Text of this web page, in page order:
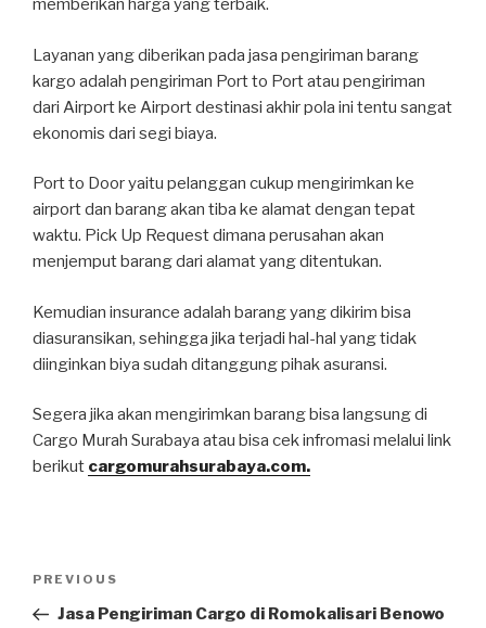
memberikan harga yang terbaik.
Layanan yang diberikan pada jasa pengiriman barang
kargo adalah pengiriman Port to Port atau pengiriman
dari Airport ke Airport destinasi akhir pola ini tentu sangat
ekonomis dari segi biaya.
Port to Door yaitu pelanggan cukup mengirimkan ke
airport dan barang akan tiba ke alamat dengan tepat
waktu. Pick Up Request dimana perusahan akan
menjemput barang dari alamat yang ditentukan.
Kemudian insurance adalah barang yang dikirim bisa
diasuransikan, sehingga jika terjadi hal-hal yang tidak
diinginkan biya sudah ditanggung pihak asuransi.
Segera jika akan mengirimkan barang bisa langsung di
Cargo Murah Surabaya atau bisa cek infromasi melalui link
berikut cargomurahsurabaya.com.
PREVIOUS
Jasa Pengiriman Cargo di Romokalisari Benowo